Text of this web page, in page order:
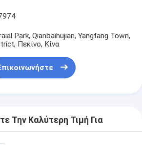
Park, Qianbaihujian, Yangfang Town,
Πεκίνο, Κίνα
Την Καλύτερη Τιμή Για